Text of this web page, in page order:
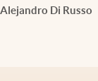
Alejandro Di Russo